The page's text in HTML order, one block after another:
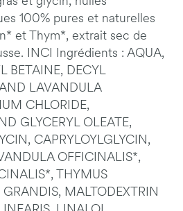
100% pures et naturelles
et Thym*, extrait sec de
INCI Ingrédients : AQUA,
BETAINE, DECYL
LAVANDULA
CHLORIDE,
GLYCERYL OLEATE,
CAPRYLOYLGLYCIN,
OFFICINALIS*,
THYMUS
MALTODEXTRIN